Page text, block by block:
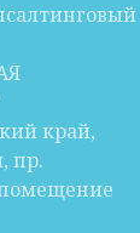
край,
пр.